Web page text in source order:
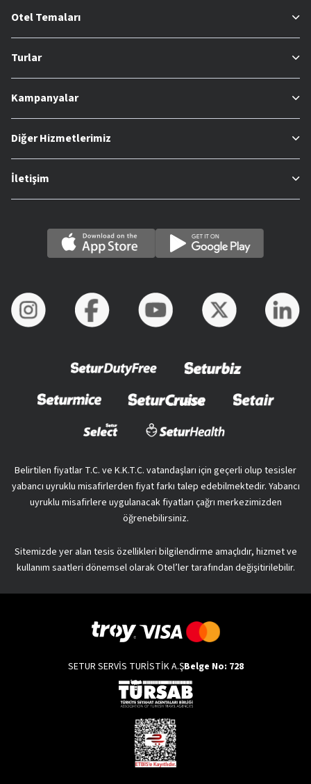
Otel Temaları
Turlar
Kampanyalar
Diğer Hizmetlerimiz
İletişim
Belirtilen fiyatlar T.C. ve K.K.T.C. vatandaşları için geçerli olup tesisler
yabancı uyruklu misafirlerden fiyat farkı talep edebilmektedir. Yabancı
uyruklu misafirlere uygulanacak fiyatları çağrı merkezimizden
öğrenebilirsiniz.
Sitemizde yer alan tesis özellikleri bilgilendirme amaçlıdır, hizmet ve
kullanım saatleri dönemsel olarak Otel’ler tarafından değişitirilebilir.
SETUR SERVİS TURİSTİK A.ŞBelge No: 728